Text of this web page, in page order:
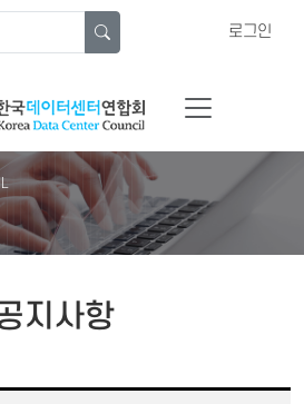
로그인
지사항